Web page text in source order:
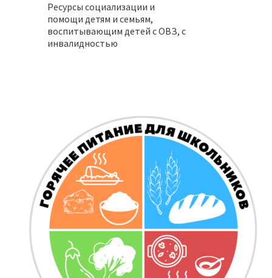
Ресурсы социализации и
помощи детям и семьям,
воспитывающим детей с ОВЗ, с
инвалидностью